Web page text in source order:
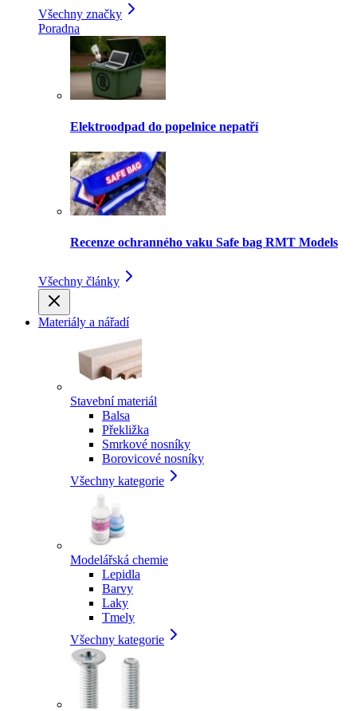
Všechny značky
Poradna
Elektroodpad do popelnice nepatří
Recenze ochranného vaku Safe bag RMT Models
Všechny články
Materiály a nářadí
Stavební materiál
Balsa
Překližka
Smrkové nosníky
Borovicové nosníky
Všechny kategorie
Modelářská chemie
Lepidla
Barvy
Laky
Tmely
Všechny kategorie